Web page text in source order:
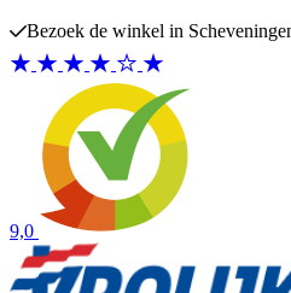
Bezoek de winkel in
9,0